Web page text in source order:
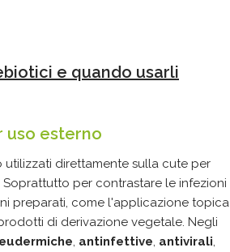
e quando usarli
uso esterno
direttamente sulla cute per
per contrastare le infezioni
preparati, come l'applicazione topica
di derivazione vegetale. Negli
, antinfettive, antivirali,